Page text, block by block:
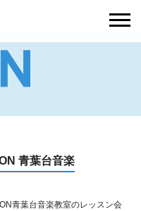
青葉台音楽
青葉台音楽教室のレッスン会